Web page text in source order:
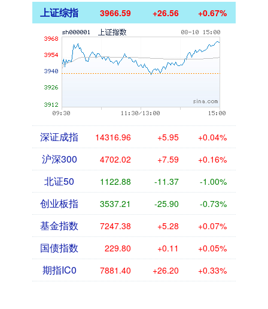
上证综指 3966.59 +26.56 +0.67%
深证成指 14316.96 +5.95 +0.04%
沪深300 4702.02 +7.59 +0.16%
北证50 1122.88 -11.37 -1.00%
创业板指 3537.21 -25.90 -0.73%
基金指数 7247.38 +5.28 +0.07%
国债指数 229.80 +0.11 +0.05%
期指IC0 7881.40 +26.20 +0.33%